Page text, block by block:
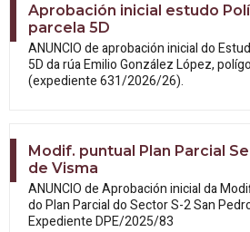
Aprobación inicial estudo
parcela 5D
ANUNCIO de aprobación inicial do
5D da rúa Emilio González López,
(expediente 631/2026/26).
Modif. puntual Plan Parcial
de Visma
ANUNCIO de Aprobación inicial da
do Plan Parcial do Sector S-2 San
Expediente DPE/2025/83